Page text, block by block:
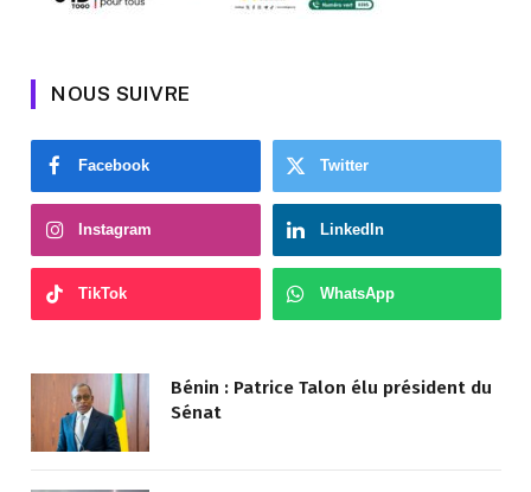
NOUS SUIVRE
Facebook Twitter
Instagram LinkedIn
TikTok WhatsApp
Bénin : Patrice Talon élu président du
Sénat